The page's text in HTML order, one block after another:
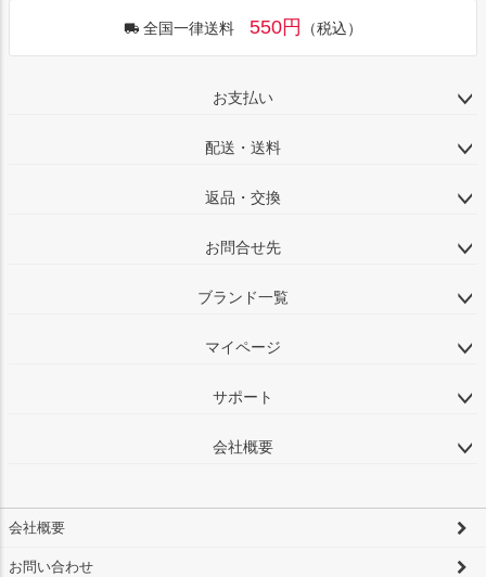
全国一律送料 550円 （税込）
お支払い
配送・送料
返品・交換
お問合せ先
ブランド一覧
マイページ
サポート
会社概要
会社概要
お問い合わせ